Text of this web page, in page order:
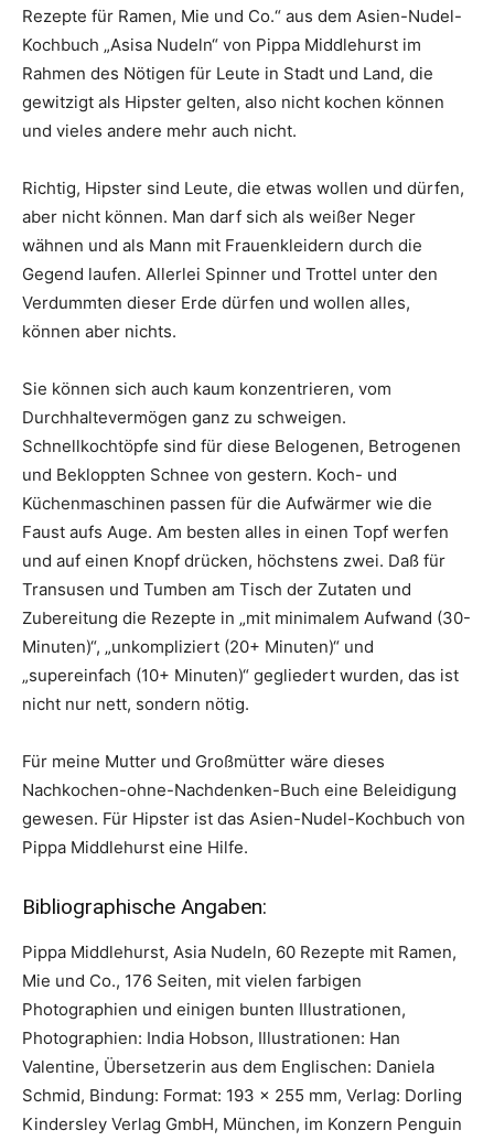
Rezepte für Ramen, Mie und Co.“ aus dem Asien-Nudel-
Kochbuch „Asisa Nudeln“ von Pippa Middlehurst im
Rahmen des Nötigen für Leute in Stadt und Land, die
gewitzigt als Hipster gelten, also nicht kochen können
und vieles andere mehr auch nicht.
Richtig, Hipster sind Leute, die etwas wollen und dürfen,
aber nicht können. Man darf sich als weißer Neger
wähnen und als Mann mit Frauenkleidern durch die
Gegend laufen. Allerlei Spinner und Trottel unter den
Verdummten dieser Erde dürfen und wollen alles,
können aber nichts.
Sie können sich auch kaum konzentrieren, vom
Durchhaltevermögen ganz zu schweigen.
Schnellkochtöpfe sind für diese Belogenen, Betrogenen
und Bekloppten Schnee von gestern. Koch- und
Küchenmaschinen passen für die Aufwärmer wie die
Faust aufs Auge. Am besten alles in einen Topf werfen
und auf einen Knopf drücken, höchstens zwei. Daß für
Transusen und Tumben am Tisch der Zutaten und
Zubereitung die Rezepte in „mit minimalem Aufwand (30-
Minuten)“, „unkompliziert (20+ Minuten)“ und
„supereinfach (10+ Minuten)“ gegliedert wurden, das ist
nicht nur nett, sondern nötig.
Für meine Mutter und Großmütter wäre dieses
Nachkochen-ohne-Nachdenken-Buch eine Beleidigung
gewesen. Für Hipster ist das Asien-Nudel-Kochbuch von
Pippa Middlehurst eine Hilfe.
Bibliographische Angaben:
Pippa Middlehurst, Asia Nudeln, 60 Rezepte mit Ramen,
Mie und Co., 176 Seiten, mit vielen farbigen
Photographien und einigen bunten Illustrationen,
Photographien: India Hobson, Illustrationen: Han
Valentine, Übersetzerin aus dem Englischen: Daniela
Schmid, Bindung: Format: 193 x 255 mm, Verlag: Dorling
Kindersley Verlag GmbH, München, im Konzern Penguin